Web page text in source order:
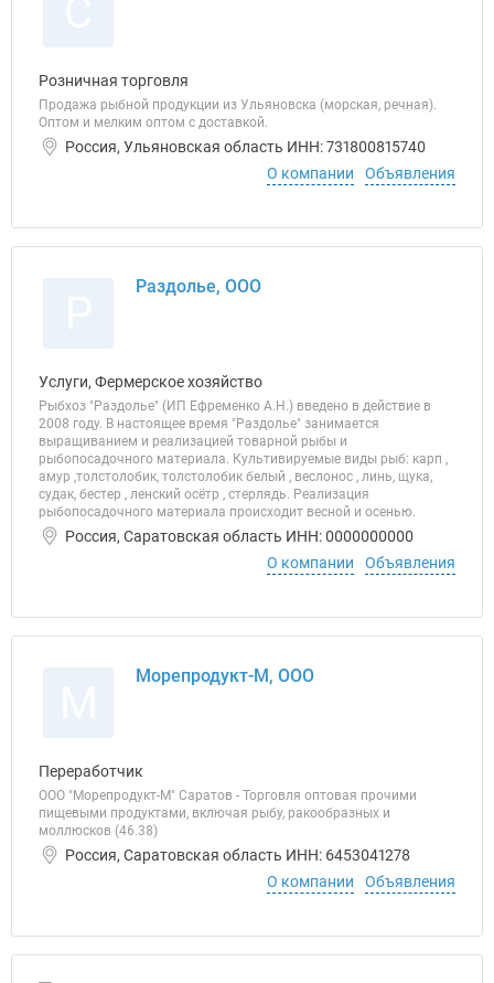
Розничная торговля
Продажа рыбной продукции из Ульяновска (морская, речная).
Оптом и мелким оптом с доставкой.
Россия, Ульяновская область ИНН: 731800815740
О компании
Объявления
Раздолье, ООО
Услуги, Фермерское хозяйство
Рыбхоз "Раздолье" (ИП Ефременко А.Н.) введено в действие в
2008 году. В настоящее время "Раздолье" занимается
выращиванием и реализацией товарной рыбы и
рыбопосадочного материала. Культивируемые виды рыб: карп ,
амур ,толстолобик, толстолобик белый , веслонос , линь, щука,
судак, бестер , ленский осётр , стерлядь. Реализация
рыбопосадочного материала происходит весной и осенью.
Россия, Саратовская область ИНН: 0000000000
О компании
Объявления
Морепродукт-М, ООО
Переработчик
ООО "Морепродукт-М" Саратов - Торговля оптовая прочими
пищевыми продуктами, включая рыбу, ракообразных и
моллюсков (46.38)
Россия, Саратовская область ИНН: 6453041278
О компании
Объявления